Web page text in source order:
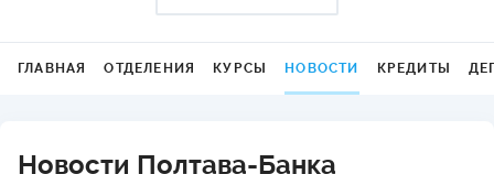
ГЛАВНАЯ ОТДЕЛЕНИЯ КУРСЫ НОВОСТИ КРЕДИТЫ
Новости Полтава-Банка